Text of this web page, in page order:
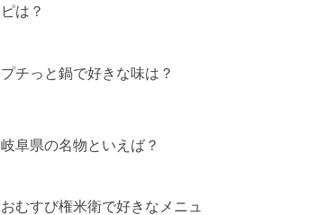
ピは？
プチっと鍋で好きな味は？
岐阜県の名物といえば？
おむすび権米衛で好きなメニュ